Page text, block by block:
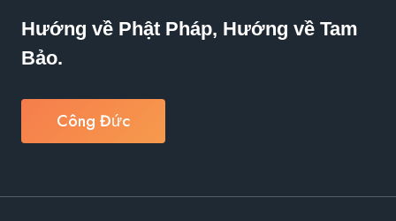
Hướng về Phật Pháp, Hướng về Tam
Bảo.
Công Đức